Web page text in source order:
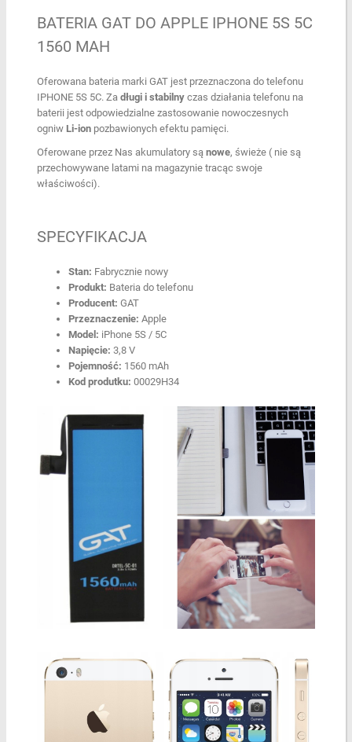
BATERIA GAT DO APPLE IPHONE 5S 5C
1560 MAH
Oferowana bateria marki GAT jest przeznaczona do telefonu
IPHONE 5S 5C. Za długi i stabilny czas działania telefonu na
baterii jest odpowiedzialne zastosowanie nowoczesnych
ogniw Li-ionpozbawionych efektu pamięci.
Oferowane przez Nas akumulatory są nowe, świeże ( nie są
przechowywane latami na magazynie tracąc swoje
właściwości).
SPECYFIKACJA
Stan: Fabrycznie nowy
Produkt: Bateria do telefonu
Producent: GAT
Przeznaczenie: Apple
Model: iPhone 5S / 5C
Napięcie: 3,8 V
Pojemność: 1560 mAh
Kod produtku: 00029H34